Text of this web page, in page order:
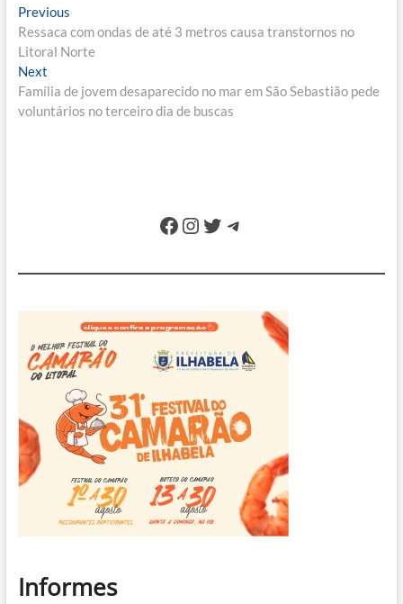
Navegação
de
Post
PreviousPrevious
post:
Ressaca com ondas de até 3 metros causa transtornos no
Litoral Norte
NextNext
post:
Família de jovem desaparecido no mar em São Sebastião pede
voluntários no terceiro dia de buscas
Facebook
Instagram
Twitter
Telegram
Informes